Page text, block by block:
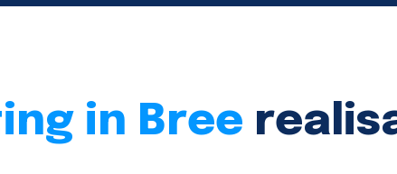
in Bree